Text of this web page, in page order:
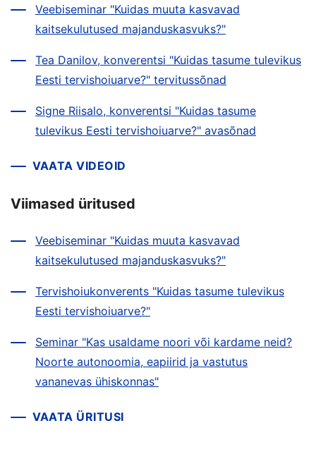
Veebiseminar "Kuidas muuta kasvavad
kaitsekulutused majanduskasvuks?"
Tea Danilov, konverentsi "Kuidas tasume tulevikus
Eesti tervishoiuarve?" tervitussõnad
Signe Riisalo, konverentsi "Kuidas tasume
tulevikus Eesti tervishoiuarve?" avasõnad
VAATA VIDEOID
Viimased üritused
Veebiseminar "Kuidas muuta kasvavad
kaitsekulutused majanduskasvuks?"
Tervishoiukonverents "Kuidas tasume tulevikus
Eesti tervishoiuarve?"
Seminar "Kas usaldame noori või kardame neid?
Noorte autonoomia, eapiirid ja vastutus
vananevas ühiskonnas"
VAATA ÜRITUSI